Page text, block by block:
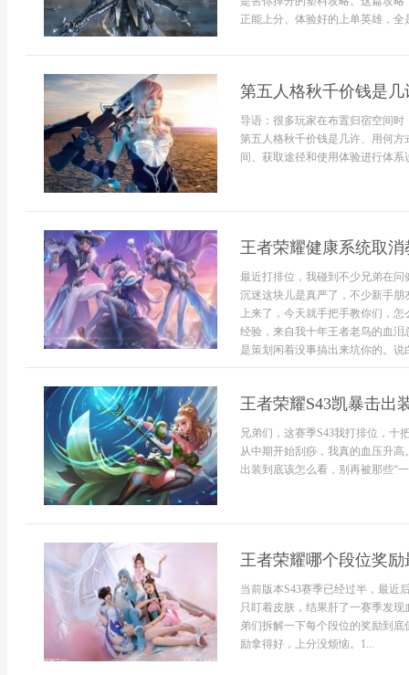
正能上分、体验好的上单英雄，
第五人格秋千价钱是几
导语：很多玩家在布置归宿空间
第五人格秋千价钱是几许、用何
间、获取途径和使用体验进行体系
王者荣耀健康系统取
最近打排位，我碰到不少兄弟在
沉迷这块儿是真严了，不少新手
上来了，今天就手把手教你们，
经验，来自我十年王者老鸟的血
是策划闲着没事搞出来坑你的。说
王者荣耀S43凯暴击出
兄弟们，这赛季S43我打排位，十
从中期开始刮痧，我真的血压升
出装到底该怎么看，别再被那些“
王者荣耀哪个段位奖
当前版本S43赛季已经过半，最近
只盯着皮肤，结果肝了一赛季发
弟们拆解一下每个段位的奖励到
励拿得好，上分没烦恼。1...